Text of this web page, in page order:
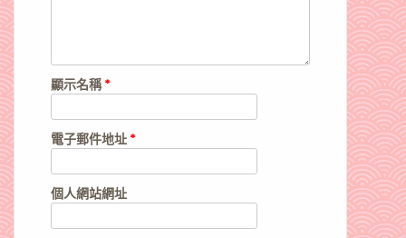
顯示名稱*
電子郵件地址 *
個人網站網址